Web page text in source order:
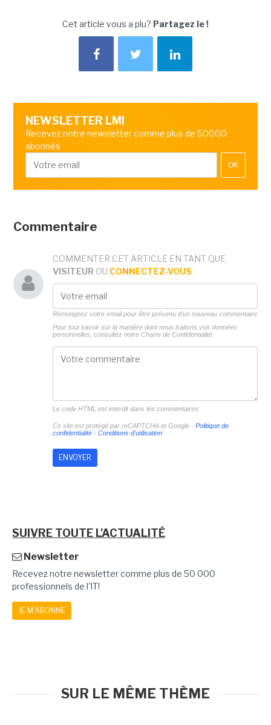
Cet article vous a plu? Partagez le !
NEWSLETTER LMI
Recevez notre newsletter comme plus de 50000
abonnés
OK
Commentaire
COMMENTER CET ARTICLE EN TANT QUE
VISITEUR OU CONNECTEZ-VOUS
Renseignez votre email pour être prévenu d'un nouveau commentaire
Pour tout savoir sur la manière dont nous traitons vos données
personnelles, consultez notre Charte de Confidentialité.
Le code HTML est interdit dans les commentaires
Ce site est protégé par reCAPTCHA et Google - Politique de
confidentialité- Conditions d'utilisation
SUIVRE TOUTE L'ACTUALITÉ
Newsletter
Recevez notre newsletter comme plus de 50 000
professionnels de l'IT!
JE M'ABONNE
SUR LE MÊME THÈME